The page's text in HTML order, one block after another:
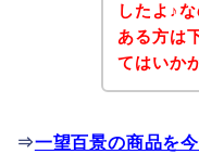
したよ♪
ある方は
てはいか
⇒一望百景の商品を